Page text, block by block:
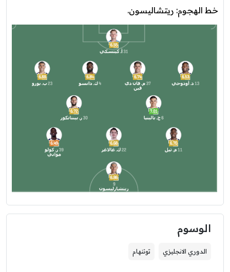
خط الهجوم: ريتشاليسون.
الوسوم
الدوري الانجليزي توتنهام